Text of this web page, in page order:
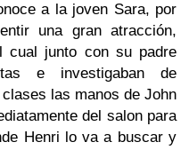
a la joven Sara, por
una gran atracción,
cual junto con su padre
e investigaban de
las manos de John
del salon para
Henri lo va a buscar y